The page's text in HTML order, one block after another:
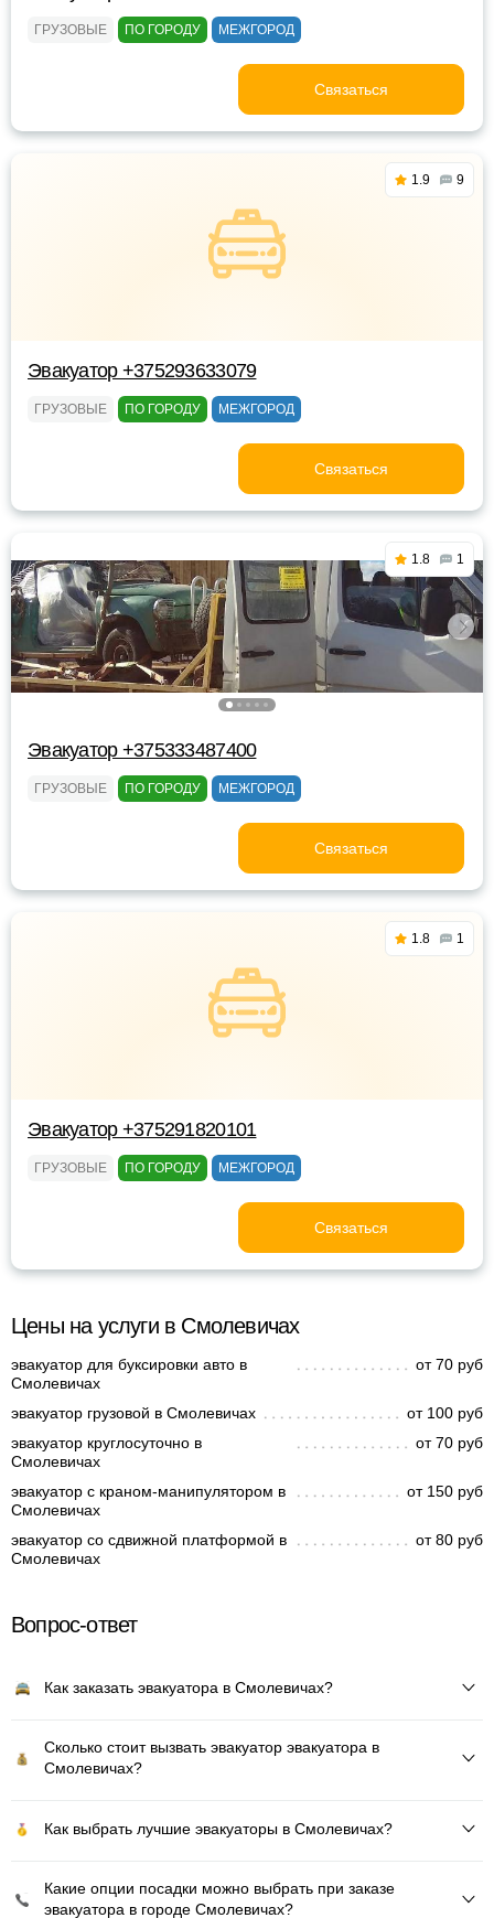
ГРУЗОВЫЕ ПО ГОРОДУ МЕЖГОРОД
Связаться
1.9 9
Эвакуатор +375293633079
ГРУЗОВЫЕ ПО ГОРОДУ МЕЖГОРОД
Связаться
1.8 1
Эвакуатор +375333487400
ГРУЗОВЫЕ ПО ГОРОДУ МЕЖГОРОД
Связаться
1.8 1
Эвакуатор +375291820101
ГРУЗОВЫЕ ПО ГОРОДУ МЕЖГОРОД
Связаться
Цены на услуги в Смолевичах
эвакуатор для буксировки авто в
Смолевичах
от 70 руб
эвакуатор грузовой в Смолевичах
от 100 руб
эвакуатор круглосуточно в
Смолевичах
от 70 руб
эвакуатор с краном-манипулятором в
Смолевичах
от 150 руб
эвакуатор со сдвижной платформой в
Смолевичах
от 80 руб
Вопрос-ответ
Как заказать эвакуатора в Смолевичах?
Сколько стоит вызвать эвакуатор эвакуатора в
Смолевичах?
Как выбрать лучшие эвакуаторы в Смолевичах?
Какие опции посадки можно выбрать при заказе
эвакуатора в городе Смолевичах?